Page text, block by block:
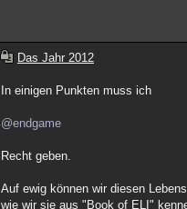
Das Jahr 2012
In einigen Punkten muss ich
@endgame
Recht geben.
Auf ewig können wir diesen
wie wir sie aus "Book of ELI"